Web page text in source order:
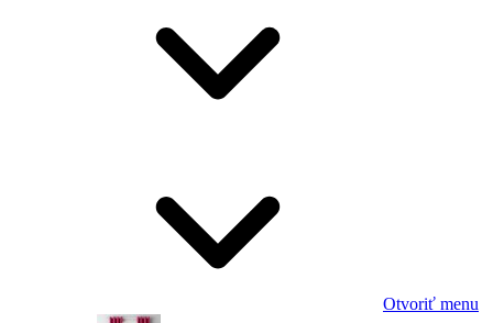
Otvoriť menu